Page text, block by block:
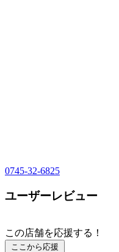
0745-32-6825
ユーザーレビュー
この店舗を応援する！
ここから応援